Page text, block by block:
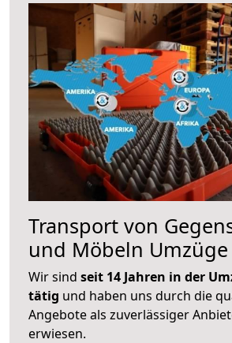
Transport von
und Möbeln Umzüge
Wir sind seit 14 Jahren in der
tätig und haben uns durch die
Angebote als zuverlässiger
erwiesen.